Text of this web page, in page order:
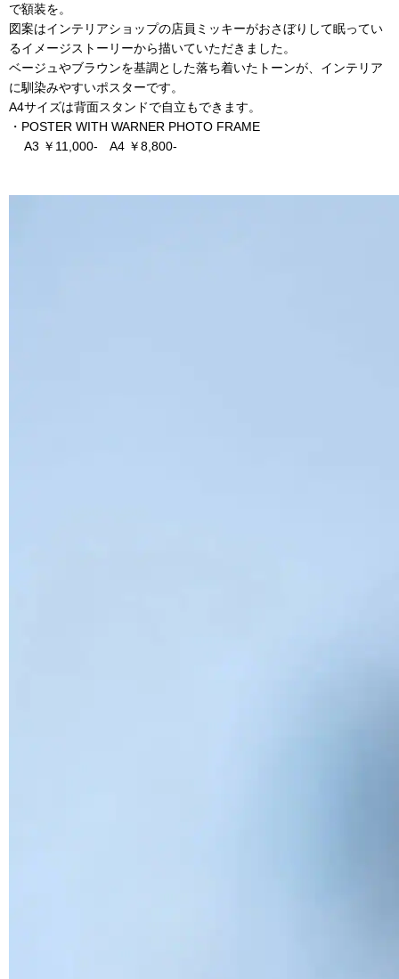
で額装を。
図案はインテリアショップの店員ミッキーがおさぼりして眠ってい
るイメージストーリーから描いていただきました。
ベージュやブラウンを基調とした落ち着いたトーンが、インテリア
に馴染みやすいポスターです。
A4サイズは背面スタンドで自立もできます。
・POSTER WITH WARNER PHOTO FRAME
A3 ￥11,000- A4 ￥8,800-